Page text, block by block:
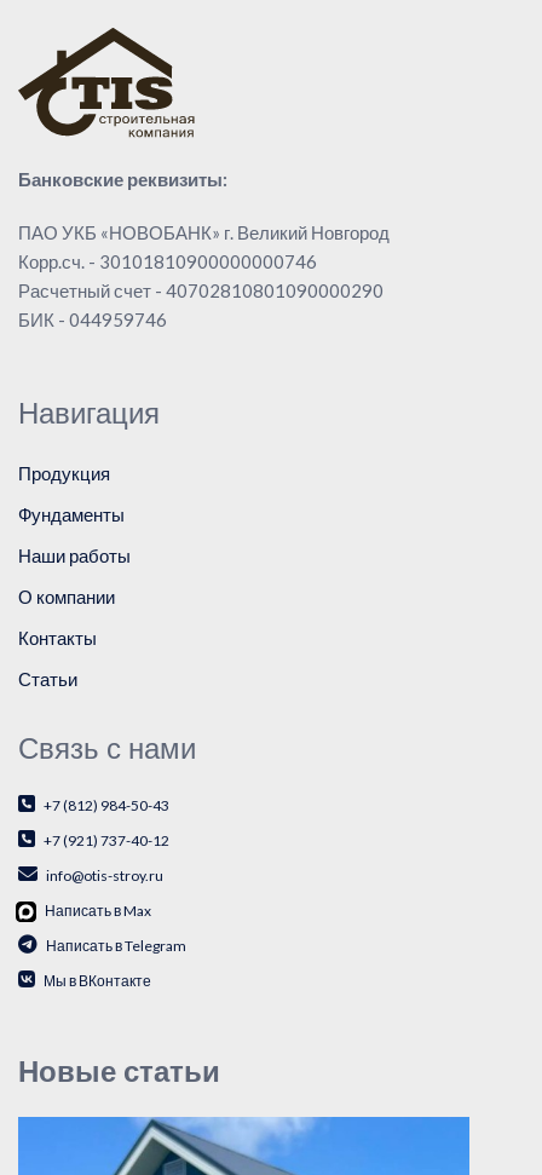
Банковские реквизиты:
ПАО УКБ «НОВОБАНК» г. Великий Новгород
Корр.сч. - 30101810900000000746
Расчетный счет - 40702810801090000290
БИК - 044959746
Навигация
Продукция
Фундаменты
Наши работы
О компании
Контакты
Статьи
Связь с нами
+7 (812) 984-50-43
+7 (921) 737-40-12
info@otis-stroy.ru
Написать в Max
Написать в Telegram
Мы в ВКонтакте
Новые статьи